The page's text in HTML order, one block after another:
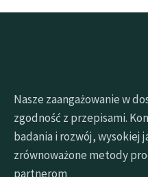
Nasze zaangażowanie w
zgodność z przepisami.
badania i rozwój, wysokiej
zrównoważone metody
partnerom